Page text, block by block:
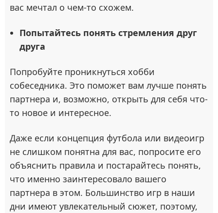
вас мечтал о чем-то схожем.
Попытайтесь понять стремления друг
друга
Попробуйте проникнуться хобби
собеседника. Это поможет вам лучше понять
партнера и, возможно, открыть для себя что-
то новое и интересное.
Даже если концепция футбола или видеоигр
не слишком понятна для вас, попросите его
объяснить правила и постарайтесь понять,
что именно заинтересовало вашего
партнера в этом. Большинство игр в наши
дни имеют увлекательный сюжет, поэтому,